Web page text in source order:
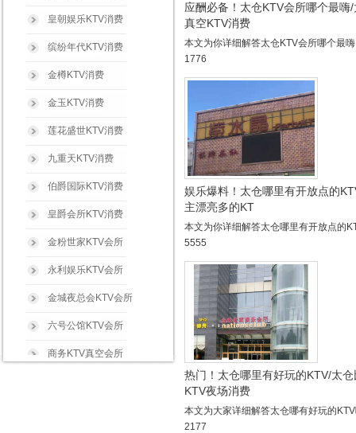
皇朝娱乐KTV消费
缤纷年代KTV消费
金樽KTV消费
金玉KTV消费
莲花盛世KTV消费
九重天KTV消费
伯爵国际KTV消费
皇爵会所KTV消费
金粉世家KTV会所
永利娱乐KTV会所
金城夜总会KTV会所
六号公馆KTV会所
商务KTV真空会所
应酬必备！太仓KTV会所哪个最嗨
真空KTV消费
本文为你详细解答太仓KTV会所哪个最
1776
娱乐爆料！太仓哪里有开放点的
主漂亮多的KT
本文为你详细解答太仓哪里有开放点的
5555
热门！太仓哪里有好玩的KTV/太
KTV夜场消费
本文为大家详细解答太仓哪有好玩的
2177